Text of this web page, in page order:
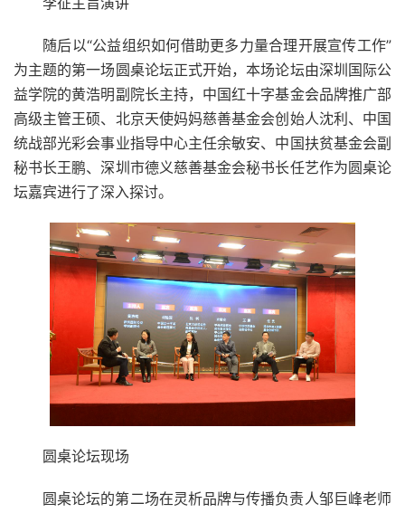
随后以“公益组织如何借助更多力量合理开展宣传工作”
为主题的第一场圆桌论坛正式开始，本场论坛由深圳国际公
益学院的黄浩明副院长主持，中国红十字基金会品牌推广部
高级主管王硕、北京天使妈妈慈善基金会创始人沈利、中国
统战部光彩会事业指导中心主任余敏安、中国扶贫基金会副
秘书长王鹏、深圳市德义慈善基金会秘书长任艺作为圆桌论
坛嘉宾进行了深入探讨。
圆桌论坛现场
圆桌论坛的第二场在灵析品牌与传播负责人邹巨峰老师